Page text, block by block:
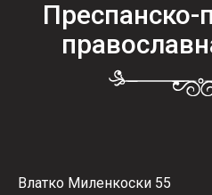
Преспанско-
Влатко Миленкоски 55